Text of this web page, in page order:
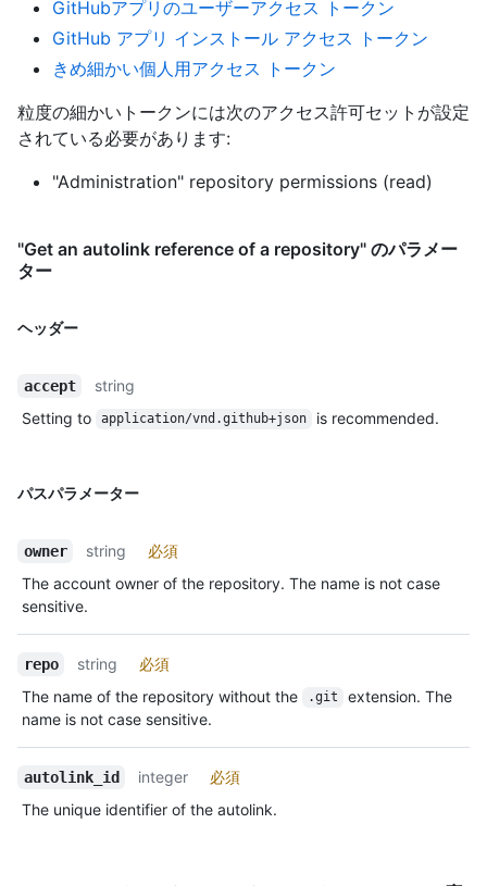
GitHubアプリのユーザーアクセス トークン
GitHub アプリ インストール アクセス トークン
きめ細かい個人用アクセス トークン
粒度の細かいトークンには次のアクセス許可セットが設定
されている必要があります:
"Administration" repository permissions (read)
"Get an autolink reference of a repository" のパラメー
ター
ヘッダー
accept
string
Setting to
application/vnd.github+json is recommended.
パスパラメーター
owner string
必須
The account owner of the repository. The name is not case
sensitive.
repo string
必須
The name of the repository without the
.git
extension. The
name is not case sensitive.
autolink_id integer
必須
The unique identifier of the autolink.